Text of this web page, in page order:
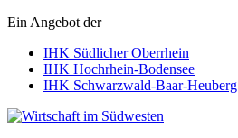
Ein Angebot der
IHK Südlicher Oberrhein
IHK Hochrhein-Bodensee
IHK Schwarzwald-Baar-Heuberg